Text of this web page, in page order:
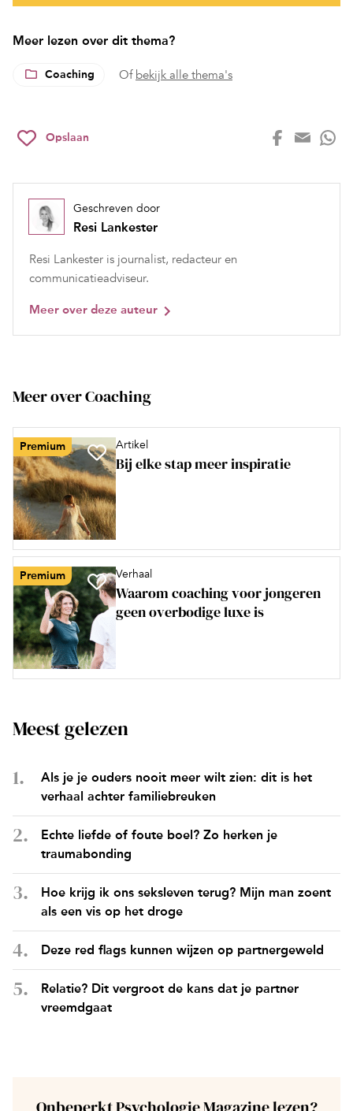
Meer lezen over dit thema?
Coaching Of bekijk alle thema's
Opslaan
Geschreven door
Resi Lankester
Resi Lankester is journalist, redacteur en
communicatieadviseur.
Meer over deze auteur
Meer over Coaching
Premium Artikel
Bij elke stap meer inspiratie
Premium Verhaal
Waarom coaching voor jongeren
geen overbodige luxe is
Meest gelezen
Als je je ouders nooit meer wilt zien: dit is het
verhaal achter familiebreuken
Echte liefde of foute boel? Zo herken je
traumabonding
Hoe krijg ik ons seksleven terug? Mijn man zoent
als een vis op het droge
Deze red flags kunnen wijzen op partnergeweld
Relatie? Dit vergroot de kans dat je partner
vreemdgaat